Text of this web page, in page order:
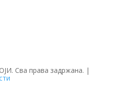
Сва права задржана. |